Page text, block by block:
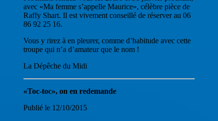
avec «Ma femme s’appelle Maurice», célèbre pièce de
Raffy Shart. Il est vivement conseillé de réserver au 06
86 92 25 16.
Vous y rirez à en pleurer, comme d’habitude avec cette
troupe qui n’a d’amateur que le nom !
La Dépêche du Midi
«Toc-toc», on en redemande
Publié le 12/10/2015